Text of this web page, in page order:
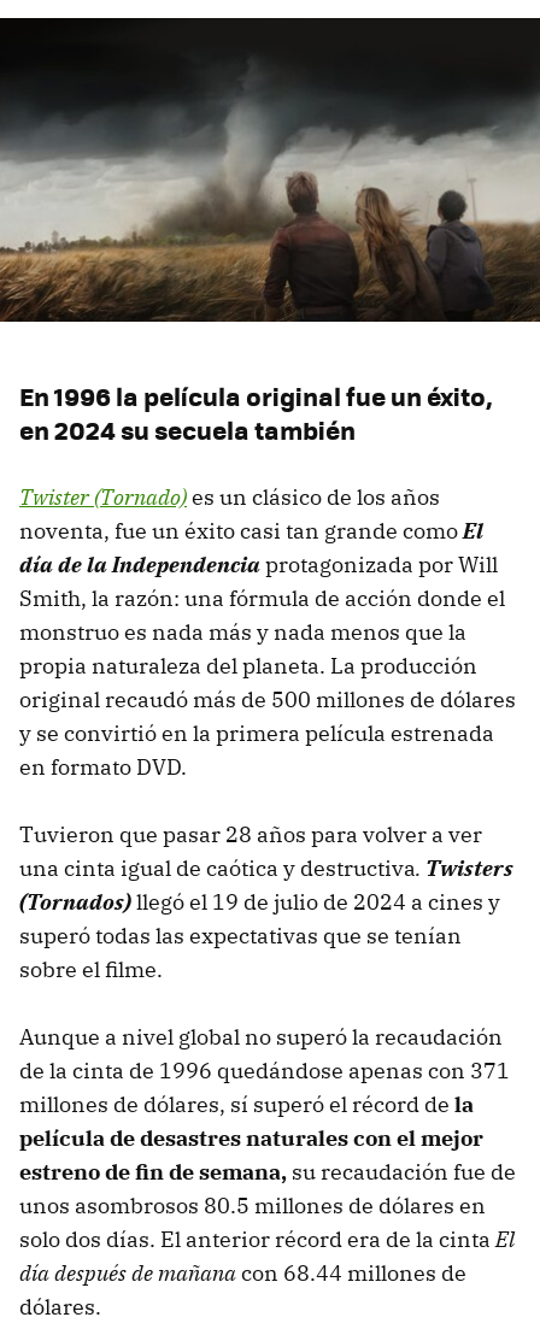
En 1996 la película original fue un éxito,
en 2024 su secuela también
Twister (Tornado)es un clásico de los años
noventa, fue un éxito casi tan grande comoEl
día de la Independenciaprotagonizada por Will
Smith, la razón: una fórmula de acción donde el
monstruo es nada más y nada menos que la
propia naturaleza del planeta. La producción
original recaudó más de 500 millones de dólares
y se convirtió en la primera película estrenada
en formato DVD.
Tuvieron que pasar 28 años para volver a ver
una cinta igual de caótica y destructiva. Twisters
(Tornados)llegó el 19 de julio de 2024 a cines y
superó todas las expectativas que se tenían
sobre el filme.
Aunque a nivel global no superó la recaudación
de la cinta de 1996 quedándose apenas con 371
millones de dólares, sí superó el récord de la
película de desastres naturales con el mejor
estreno de fin de semana, su recaudación fue de
unos asombrosos 80.5 millones de dólares en
solo dos días. El anterior récord era de la cintaEl
día después de mañanacon 68.44 millones de
dólares.